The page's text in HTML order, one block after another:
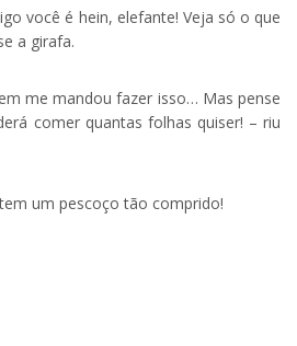
você é hein, elefante! Veja só o que
a girafa.
me mandou fazer isso… Mas pense
comer quantas folhas quiser! – riu
um pescoço tão comprido!